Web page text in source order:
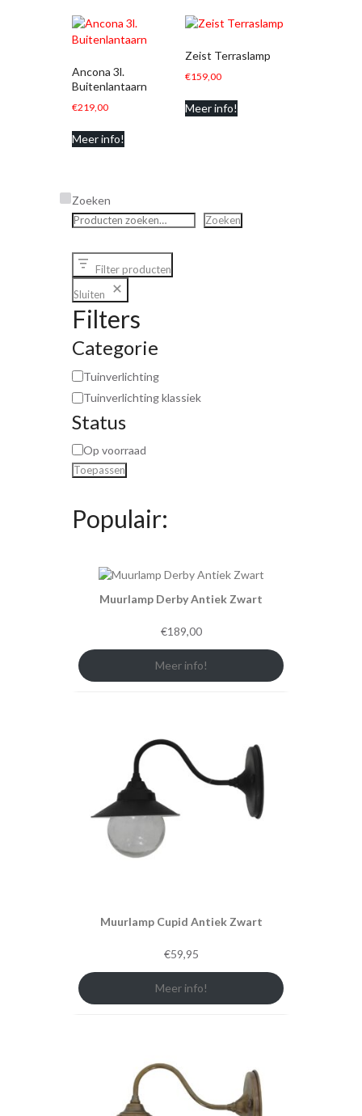
Ancona 3l.
Buitenlantaarn
€219,00
Meer info!
Zeist Terraslamp
€159,00
Meer info!
Zoeken
Zoeken
Filter producten
Sluiten
Filters
Categorie
Tuinverlichting
Tuinverlichting klassiek
Status
Op voorraad
Toepassen
Populair:
Muurlamp Derby Antiek Zwart
€189,00
Meer info!
Muurlamp Cupid Antiek Zwart
€59,95
Meer info!